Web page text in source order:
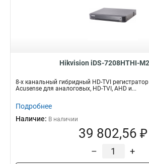
Hikvision iDS-7208HTHI-
8-х канальный гибридный HD-TVI регистратор
Acusense для аналоговых, HD-TVI, AHD и...
Подробнее
Наличие: В наличии
39 802,56 ₽
– +